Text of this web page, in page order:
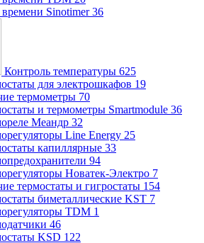
времени Sinotimer 36
Контроль температуры 625
для электрошкафов 19
термометры 70
и термометры Smartmodule 36
Меандр 32
Line Energy 25
капиллярные 33
94
Новатек-Электро 7
термостаты и гигростаты 154
биметаллические KST 7
TDM 1
46
KSD 122